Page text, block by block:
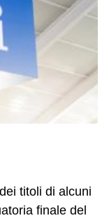
titoli di alcuni
finale del